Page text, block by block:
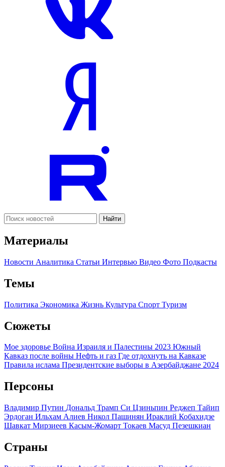
Найти
Материалы
Новости Аналитика Статьи Интервью Видео Фото Подкасты
Темы
Политика Экономика Жизнь Культура Спорт Туризм
Сюжеты
Мое здоровье Война Израиля и Палестины 2023 Южный
Кавказ после войны Нефть и газ Где отдохнуть на Кавказе
Правила ислама Президентские выборы в Азербайджане 2024
Персоны
Владимир Путин Дональд Трамп Си Цзиньпин Реджеп Тайип
Эрдоган Ильхам Алиев Никол Пашинян Ираклий Кобахидзе
Шавкат Мирзиеев Касым-Жомарт Токаев Масуд Пезешкиан
Страны